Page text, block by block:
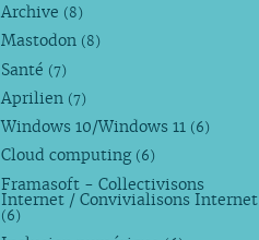
Archive (8)
Mastodon (8)
Santé (7)
Aprilien (7)
Windows 10/Windows 11 (6)
Cloud computing (6)
Framasoft - Collectivisons
Internet / Convivialisons Internet
(6)